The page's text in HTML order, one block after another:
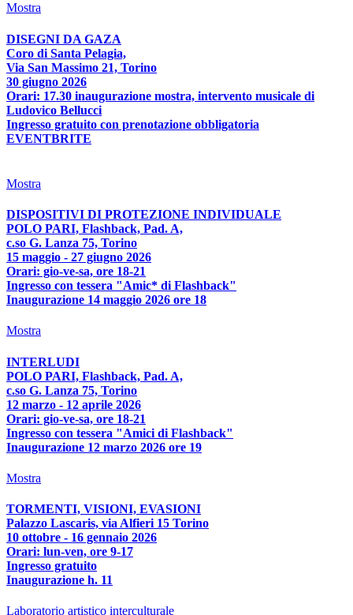
Mostra
DISEGNI DA GAZA
Coro di Santa Pelagia,
Via San Massimo 21, Torino
30 giugno 2026
Orari: 17.30 inaugurazione mostra, intervento musicale di
Ludovico Bellucci
Ingresso gratuito con prenotazione obbligatoria
EVENTBRITE
Mostra
DISPOSITIVI DI PROTEZIONE INDIVIDUALE
POLO PARI, Flashback, Pad. A,
c.so G. Lanza 75, Torino
15 maggio - 27 giugno 2026
Orari: gio-ve-sa, ore 18-21
Ingresso con tessera "Amic* di Flashback"
Inaugurazione 14 maggio 2026 ore 18
Mostra
INTERLUDI
POLO PARI, Flashback, Pad. A,
c.so G. Lanza 75, Torino
12 marzo - 12 aprile 2026
Orari: gio-ve-sa, ore 18-21
Ingresso con tessera "Amici di Flashback"
Inaugurazione 12 marzo 2026 ore 19
Mostra
TORMENTI, VISIONI, EVASIONI
Palazzo Lascaris, via Alfieri 15 Torino
10 ottobre - 16 gennaio 2026
Orari: lun-ven, ore 9-17
Ingresso gratuito
Inaugurazione h. 11
Laboratorio artistico interculturale